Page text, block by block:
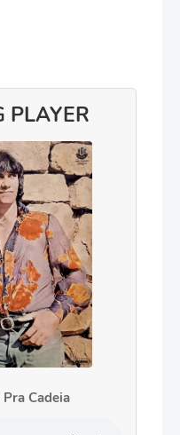
PLAYER
Cadeia